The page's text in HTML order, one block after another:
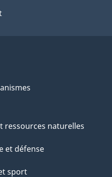
ressources naturelles
et défense
sport